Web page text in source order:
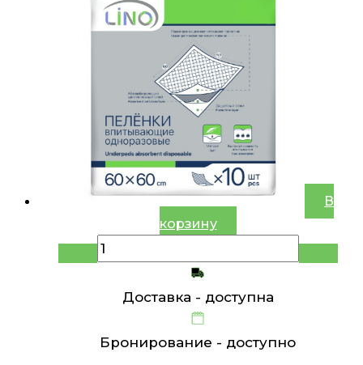
В
корзину
Доставка - доступна
Бронирование - доступно